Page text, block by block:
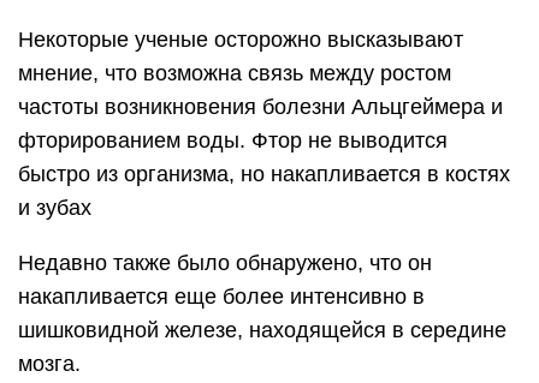
Некоторые ученые осторожно высказывают
мнение, что возможна связь между ростом
частоты возникновения болезни Альцгеймера и
фторированием воды. Фтор не выводится
быстро из организма, но накапливается в костях
и зубах
Недавно также было обнаружено, что он
накапливается еще более интенсивно в
шишковидной железе, находящейся в середине
мозга.